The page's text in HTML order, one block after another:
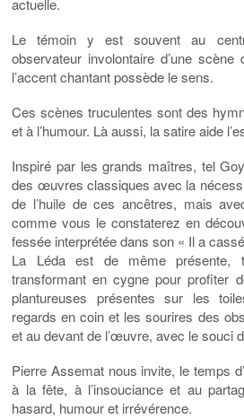
actuelle.
Le témoin y est souvent au
observateur involontaire d’une
l’accent chantant possède le sens.
Ces scènes truculentes sont des
et à l’humour. Là aussi, la satire aide
Inspiré par les grands maîtres, tel
des œuvres classiques avec la
de l’huile de ces ancêtres, mais
comme vous le constaterez en
fessée interprétée dans son « Il a
La Léda est de même présente,
transformant en cygne pour profiter
plantureuses présentes sur les
regards en coin et les sourires des
et au devant de l’œuvre, avec le souci
Pierre Assemat nous invite, le temps
à la fête, à l’insouciance et au
hasard, humour et irrévérence.